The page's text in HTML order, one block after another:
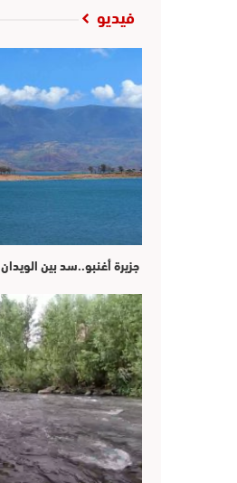
فيديو
جزيرة أغنبو..سد بين الويدان